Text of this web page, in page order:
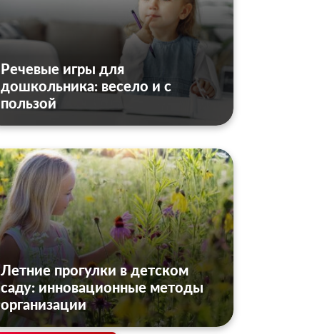
Речевые игры для
дошкольника: весело и с
пользой
Летние прогулки в детском
саду: инновационные методы
организации